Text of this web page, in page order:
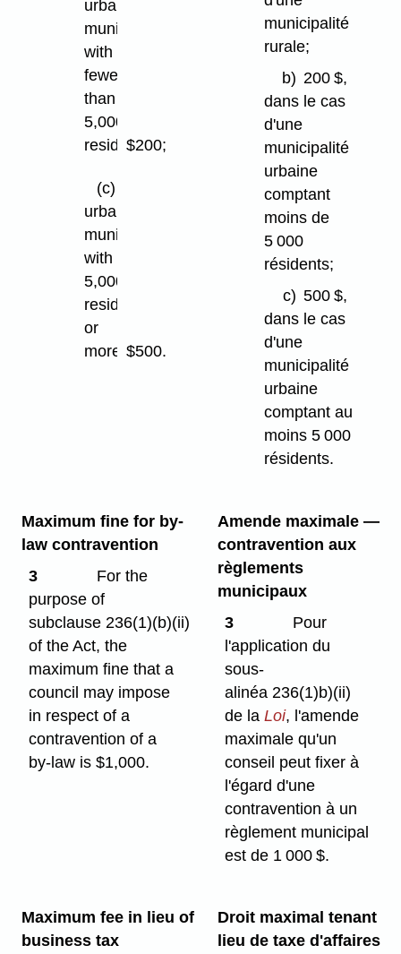
urban
municipality
with
fewer
than
5,000
residents:
$200;
(c)
urban
municipality
with
5,000
residents
or
more: $500.
municipalité
rurale;
b) 200 $,
dans le cas
d'une
municipalité
urbaine
comptant
moins de
5 000
résidents;
c) 500 $,
dans le cas
d'une
municipalité
urbaine
comptant au
moins 5 000
résidents.
Maximum fine for by-
law contravention
3
For the
purpose of
subclause 236(1)⁠(b)⁠(ii)
of the Act, the
maximum fine that a
council may impose
in respect of a
contravention of a
by-law is $1,000.
Amende maximale —
contravention aux
règlements
municipaux
3
Pour
l'application du
sous-
alinéa 236(1)b)⁠(ii)
de laLoi, l'amende
maximale qu'un
conseil peut fixer à
l'égard d'une
contravention à un
règlement municipal
est de 1 000 $.
Maximum fee in lieu of
business tax
Droit maximal tenant
lieu de taxe d'affaires